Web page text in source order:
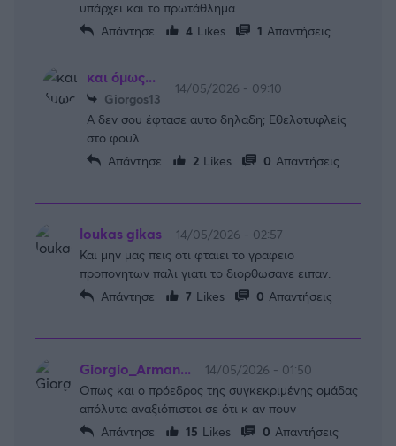
υπάρχει και το πρωτάθλημα
Απάντησε
4 Likes 1 Απαντήσεις
και όμως...
Giorgos13
14/05/2026 - 09:10
Α δεν σου έφτασε αυτο δηλαδη; Εθελοτυφλείς
στο φουλ
Απάντησε
2 Likes 0 Απαντήσεις
loukas gikas
14/05/2026 - 02:57
Και μην μας πεις οτι φταιει το γραφειο
προπονητων παλι γιατι το διορθωσανε ειπαν.
Απάντησε
7 Likes 0 Απαντήσεις
Giorgio_Arman...
14/05/2026 - 01:50
Οπως και ο πρόεδρος της συγκεκριμένης ομάδας
απόλυτα αναξιόπιστοι σε ότι κ αν πουν
Απάντησε
15 Likes 0 Απαντήσεις